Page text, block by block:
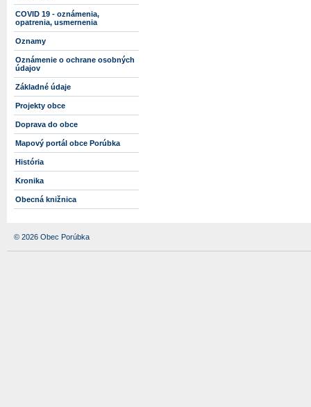
COVID 19 - oznámenia,
opatrenia, usmernenia
Oznamy
Oznámenie o ochrane osobných
údajov
Základné údaje
Projekty obce
Doprava do obce
Mapový portál obce Porúbka
História
Kronika
Obecná knižnica
© 2026 Obec Porúbka